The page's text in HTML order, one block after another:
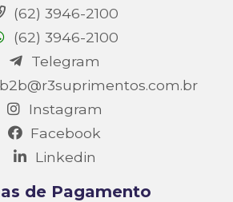
(62) 3946-2100
(62) 3946-2100
Telegram
Instagram
Facebook
Linkedin
de Pagamento